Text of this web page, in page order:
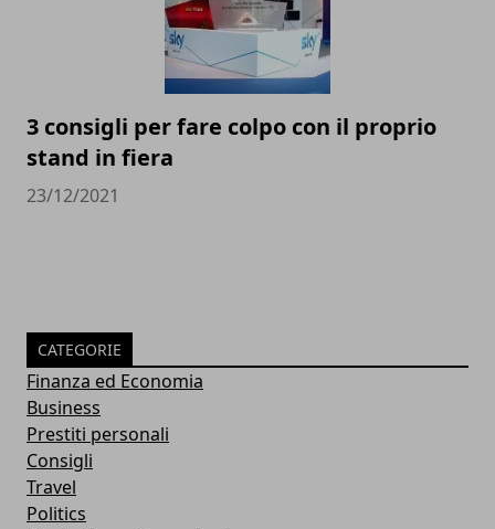
3 consigli per fare colpo con il proprio
stand in fiera
23/12/2021
CATEGORIE
Finanza ed Economia
Business
Prestiti personali
Consigli
Travel
Politics